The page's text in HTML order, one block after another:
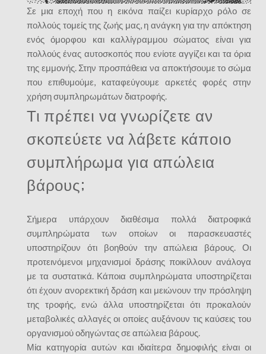
Σε μια εποχή που η εικόνα παίζει κυρίαρχο ρόλο σε
πολλούς τομείς της ζωής μας, η ανάγκη για την απόκτηση
ενός όμορφου και καλλίγραμμου σώματος είναι για
πολλούς ένας αυτοσκοπός που ενίοτε αγγίζει και τα όρια
της εμμονής. Στην προσπάθεια να αποκτήσουμε το σώμα
που επιθυμούμε, καταφεύγουμε αρκετές φορές στην
χρήση συμπληρωμάτων διατροφής.
Τι πρέπει να γνωρίζετε αν
σκοπεύετε να λάβετε κάποιο
συμπλήρωμα για απώλεια
βάρους;
Σήμερα υπάρχουν διαθέσιμα πολλά διατροφικά
συμπληρώματα των οποίων οι παρασκευαστές
υποστηρίζουν ότι βοηθούν την απώλεια βάρους. Οι
προτεινόμενοι μηχανισμοί δράσης ποικίλλουν ανάλογα
με τα συστατικά. Κάποια συμπληρώματα υποστηρίζεται
ότι έχουν ανορεκτική δράση και μειώνουν την πρόσληψη
της τροφής, ενώ άλλα υποστηρίζεται ότι προκαλούν
μεταβολικές αλλαγές οι οποίες αυξάνουν τις καύσεις του
οργανισμού οδηγώντας σε απώλεια βάρους.
Μία κατηγορία αυτών και ιδιαίτερα δημοφιλής είναι οι